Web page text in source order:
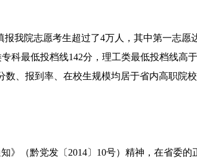
我院志愿考生超过了4万人，其中第一志愿
科最低投档线142分，理工类最低投档线高于
数、报到率、在校生规模均居于省内高职院
（黔党发〔2014〕10号）精神，在省委的